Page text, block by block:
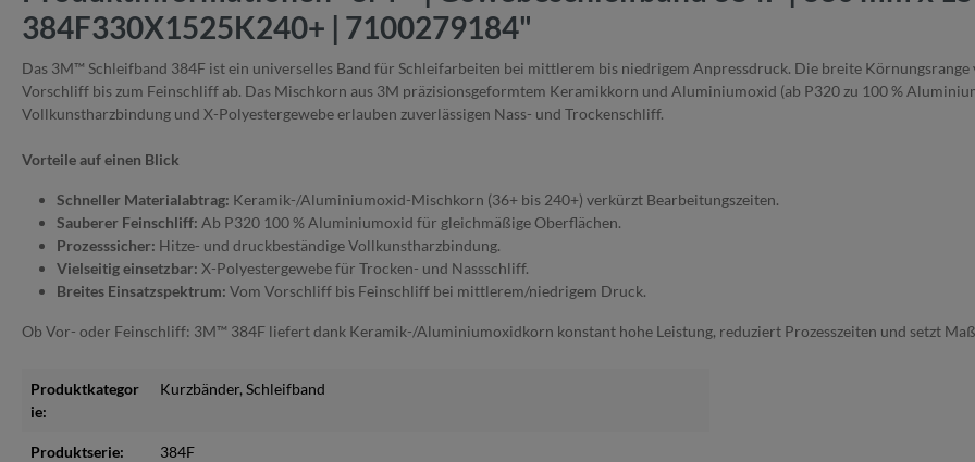
384F330X1525K240+ | 7100279184"
Das 3M™ Schleifband 384F ist ein universelles Band für Schleifarbeiten bei mittlerem bis niedrigem Anpressdruck. Die breite
Vorschliff bis zum Feinschliff ab. Das Mischkorn aus 3M präzisionsgeformtem Keramikkorn und Aluminiumoxid (ab P320 zu 100 %
Vollkunstharzbindung und X-Polyestergewebe erlauben zuverlässigen Nass- und Trockenschliff.
Vorteile auf einen Blick
Schneller Materialabtrag: Keramik-/Aluminiumoxid-Mischkorn (36+ bis 240+) verkürzt Bearbeitungszeiten.
Sauberer Feinschliff: Ab P320 100 % Aluminiumoxid für gleichmäßige Oberflächen.
Prozesssicher: Hitze- und druckbeständige Vollkunstharzbindung.
Vielseitig einsetzbar: X-Polyestergewebe für Trocken- und Nassschliff.
Breites Einsatzspektrum: Vom Vorschliff bis Feinschliff bei mittlerem/niedrigem Druck.
Ob Vor- oder Feinschliff: 3M™ 384F liefert dank Keramik-/Aluminiumoxidkorn konstant hohe Leistung, reduziert Prozesszeiten und setzt
Produktkategor
ie:
Kurzbänder, Schleifband
Produktserie: 384F